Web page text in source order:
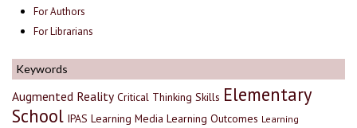
For Authors
For Librarians
Keywords
Augmented Reality Critical Thinking Skills Elementary
School IPAS Learning Media Learning Outcomes Learning